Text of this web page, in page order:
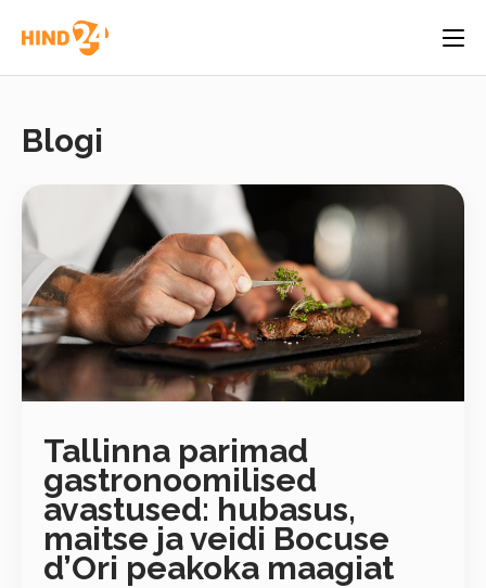
Blogi
Tallinna parimad
gastronoomilised
avastused: hubasus,
maitse ja veidi Bocuse
d’Ori peakoka maagiat